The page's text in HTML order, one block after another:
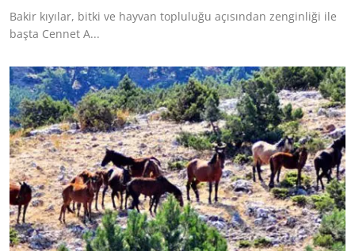
Bakir kıyılar, bitki ve hayvan topluluğu açısından zenginliği ile
başta Cennet A...